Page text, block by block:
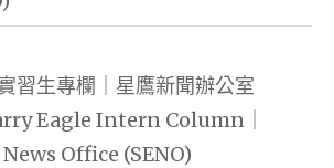
習生專欄｜星鷹新聞辦公室
Eagle Intern Column｜
Office (SENO)